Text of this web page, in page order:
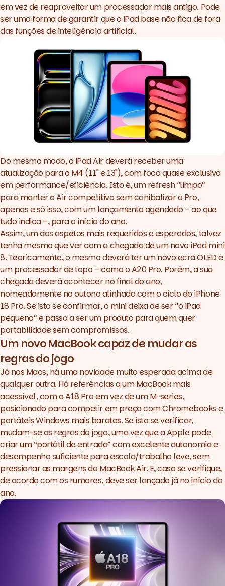
em vez de reaproveitar um processador mais antigo. Pode
ser uma forma de garantir que o iPad base não fica de fora
das funções de inteligência artificial.
Do mesmo modo, oiPad Airdeverá receber uma
atualização para o M4 (11" e 13"), com foco quase exclusivo
em performance/eficiência. Isto é, umrefresh“limpo”
para manter o Air competitivo sem canibalizar o Pro,
apenas e só isso, com um lançamento agendado – ao que
tudo indica –, para o início do ano.
Assim, um dos aspetos mais requeridos e esperados, talvez
tenha mesmo que ver com a chegada de um novo iPad mini
8. Teoricamente, o mesmo deverá ter um novo ecrã OLED e
um processador de topo – como o A20 Pro. Porém, a sua
chegada deverá acontecer no final do ano,
nomeadamente no outono alinhado com o ciclo do iPhone
18 Pro. Se isto se confirmar, ominideixa de ser “o iPad
pequeno” e passa a ser um produto para quem quer
portabilidade sem compromissos.
Um novo MacBook capaz de mudar as
regras do jogo
Já nos Macs, há uma novidade muito esperada acima de
qualquer outra. Há referências a um MacBook mais
acessível, com o A18 Pro em vez de um M-series,
posicionado para competir em preço com Chromebooks e
portáteis Windowsmais baratos. Se isto se verificar,
mudam-se as regras do jogo, uma vez que a Apple pode
criar um “portátil de entrada” com excelente autonomia e
desempenho suficiente para escola/trabalho leve, sem
pressionar as margens do MacBook Air. E, caso se verifique,
de acordo com os rumores, deve ser lançado já no início do
ano.